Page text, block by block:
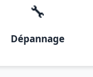
🔧
Dépannage